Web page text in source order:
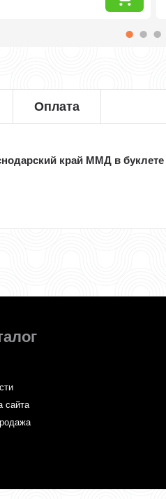
Оплата
край ММД в буклете
сайта